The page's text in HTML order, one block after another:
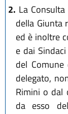
2. La
della Giunta
ed è inoltre
e dai
del
delegato,
Rimini o dal
da esso